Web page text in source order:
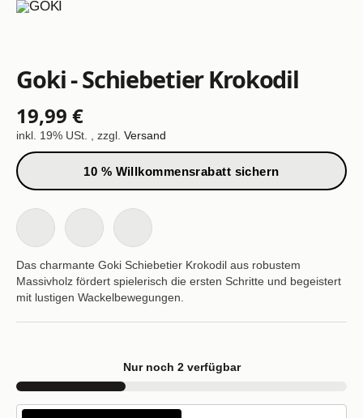
Goki - Schiebetier Krokodil
19,99 €
inkl. 19% USt. , zzgl. Versand
10 % Willkommensrabatt sichern
Das charmante Goki Schiebetier Krokodil aus robustem
Massivholz fördert spielerisch die ersten Schritte und begeistert
mit lustigen Wackelbewegungen.
Nur noch 2 verfügbar